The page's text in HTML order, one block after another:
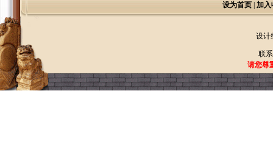
设为首页| 加入
设计
联
请您尊